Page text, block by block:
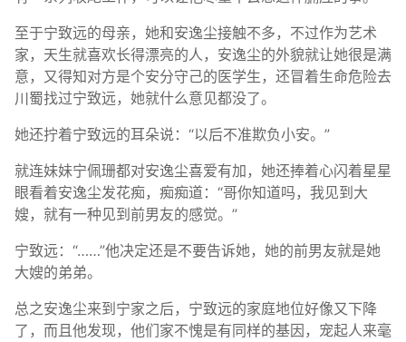
至于宁致远的母亲，她和安逸尘接触不多，不过作为艺术
家，天生就喜欢长得漂亮的人，安逸尘的外貌就让她很是满
意，又得知对方是个安分守己的医学生，还冒着生命危险去
川蜀找过宁致远，她就什么意见都没了。
她还拧着宁致远的耳朵说：“以后不准欺负小安。”
就连妹妹宁佩珊都对安逸尘喜爱有加，她还捧着心闪着星星
眼看着安逸尘发花痴，痴痴道：“哥你知道吗，我见到大
嫂，就有一种见到前男友的感觉。”
宁致远：“……”他决定还是不要告诉她，她的前男友就是她
大嫂的弟弟。
总之安逸尘来到宁家之后，宁致远的家庭地位好像又下降
了，而且他发现，他们家不愧是有同样的基因，宠起人来毫